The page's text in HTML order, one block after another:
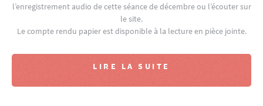
l’enregistrement audio de cette séance de décembre ou l’écouter sur
le site.
Le compte rendu papier est disponible à la lecture en pièce jointe.
LIRE LA SUITE